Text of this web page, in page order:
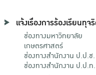
แจ้งเรื่องการร้องเรียนทุจ
ช่องทางมหาวิทยาลัย
เกษตรศาสตร์
ช่องทางสำนักงาน ป.ป.ช.
ช่องทางสำนักงาน ป.ป.ท.